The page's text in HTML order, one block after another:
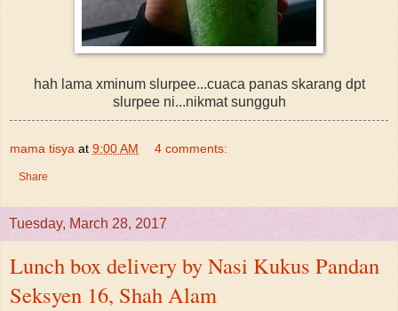
hah lama xminum slurpee...cuaca panas skarang dpt
slurpee ni...nikmat sungguh
mama tisya at 9:00 AM 4 comments:
Share
Tuesday, March 28, 2017
Lunch box delivery by Nasi Kukus Pandan
Seksyen 16, Shah Alam